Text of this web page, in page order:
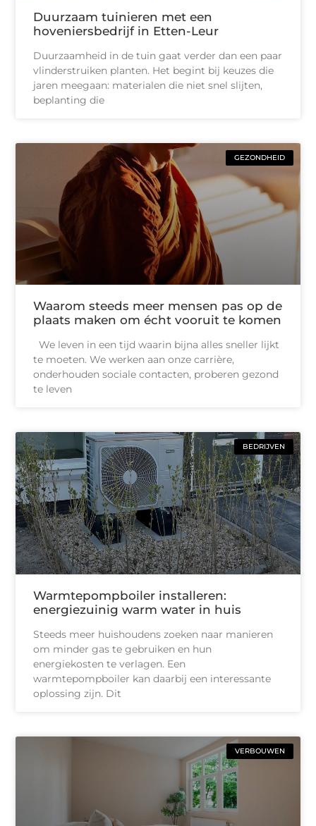
Duurzaam tuinieren met een
hoveniersbedrijf in Etten-Leur
Duurzaamheid in de tuin gaat verder dan een paar
vlinderstruiken planten. Het begint bij keuzes die
jaren meegaan: materialen die niet snel slijten,
beplanting die
GEZONDHEID
Waarom steeds meer mensen pas op de
plaats maken om écht vooruit te komen
We leven in een tijd waarin bijna alles sneller lijkt
te moeten. We werken aan onze carrière,
onderhouden sociale contacten, proberen gezond
te leven
BEDRIJVEN
Warmtepompboiler installeren:
energiezuinig warm water in huis
Steeds meer huishoudens zoeken naar manieren
om minder gas te gebruiken en hun
energiekosten te verlagen. Een
warmtepompboiler kan daarbij een interessante
oplossing zijn. Dit
VERBOUWEN